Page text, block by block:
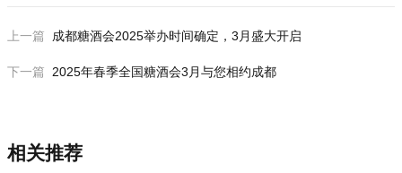
上一篇 成都糖酒会2025举办时间确定，3月盛大开启‌
下一篇 2025年春季全国糖酒会3月与您相约成都‌
相关推荐